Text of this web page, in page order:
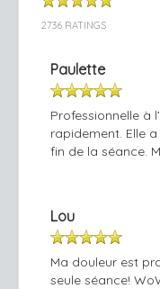
2736 RATINGS
Paulette
Professionnelle à
rapidement. Elle
fin de la séance.
Lou
Ma douleur est
seule séance!